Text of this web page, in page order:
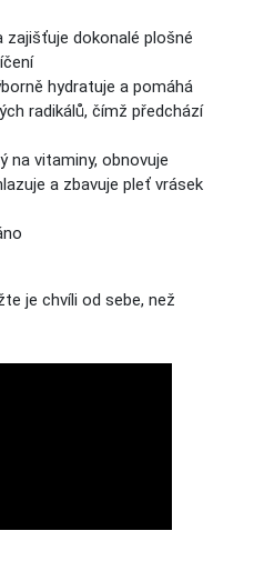
dokonalé plošné
hydratuje a pomáhá
radikálů, čímž předchází
na vitaminy, obnovuje
a zbavuje pleť vrásek
je chvíli od sebe, než